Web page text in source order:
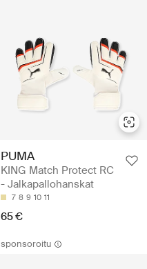
PUMA
KING Match Protect RC
- Jalkapallohanskat
7 8 9 10 11
65 €
sponsoroitu